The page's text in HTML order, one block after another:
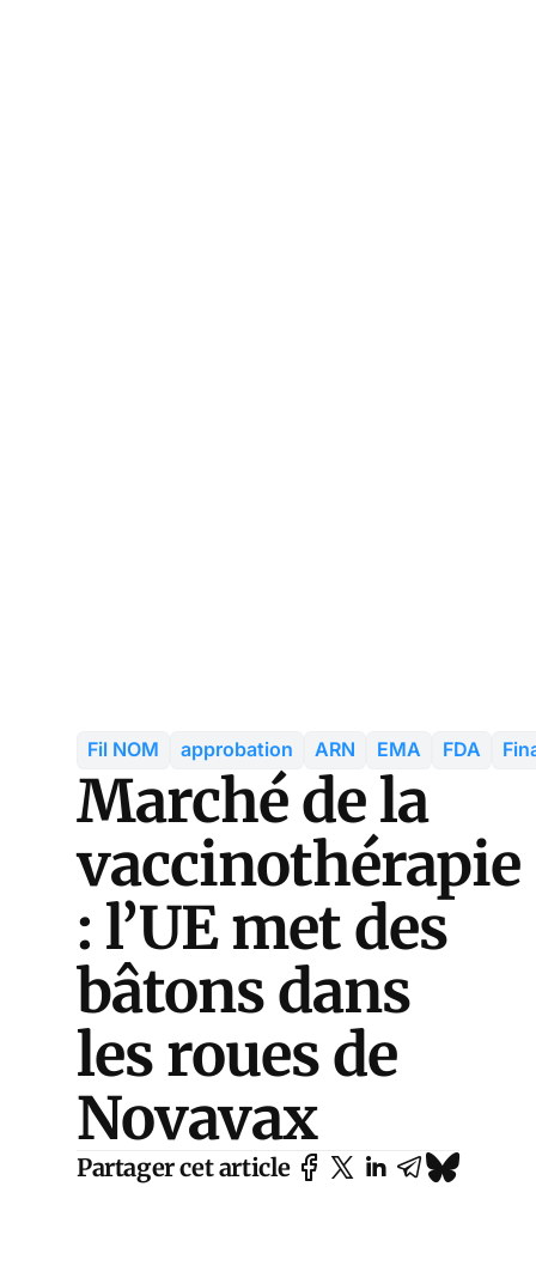
Fil NOM approbation ARN EMA FDA
Marché de la
vaccinothérapie
: l’UE met des
bâtons dans
les roues de
Novavax
Partager cet article